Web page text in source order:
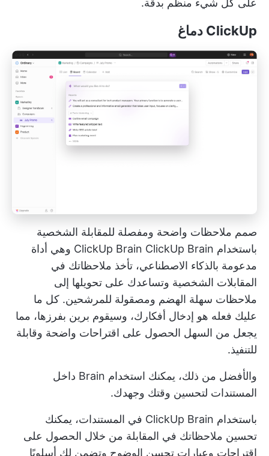
على كل شيء منظم بدقة.
ClickUp دماغ
صمم ملاحظات واضحة ومفصلة للمقابلة الشخصية
باستخدام ClickUp Brain ClickUp Brain
وهي أداة
مدعومة بالذكاء الاصطناعي، تأخذ ملاحظاتك في
المقابلات الشخصية وتساعدك على تحويلها إلى
ملاحظات سهلة الهضم ومصقولة للمرشحين. كل ما
عليك فعله هو إدخال أفكارك، وسيقوم برين بفرزها، مما
يجعل من السهل الحصول على اقتراحات واضحة وقابلة
للتنفيذ.
والأفضل من ذلك، يمكنك استخدام Brain داخل
المستندات لتحسين وقتك وجهدك.
باستخدام ClickUp Brain في المستندات، يمكنك
تحسين ملاحظاتك في المقابلة من خلال الحصول على
اقتراحات وعبارات تحسن الوضوح وتضمن لك أسلوبًا